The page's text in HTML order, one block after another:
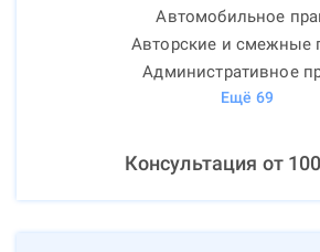
Автомобильное
Авторские и смежные
Административное
Ещё 69
Консультация от